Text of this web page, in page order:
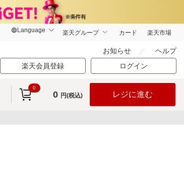
楽天グループ カード 楽天市場
お知らせ ヘルプ
楽天会員登録 ログイン
0
0 円(税込) レジに進む